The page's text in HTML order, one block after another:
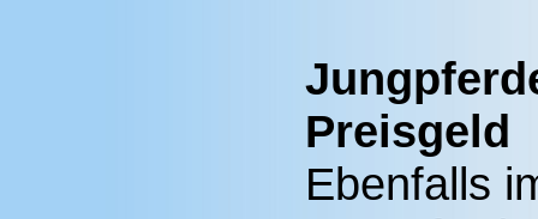
Preisgeld
Ebenfalls